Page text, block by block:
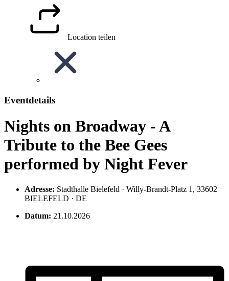
Location teilen
Eventdetails
Nights on Broadway - A
Tribute to the Bee Gees
performed by Night Fever
Adresse: Stadthalle Bielefeld · Willy-Brandt-Platz 1, 33602
BIELEFELD · DE
Datum: 21.10.2026